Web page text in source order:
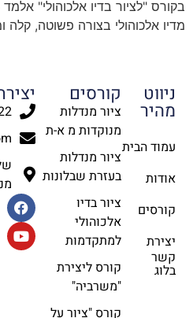
בקורס "לציור בדיו אלכוהולי"
מדיו אלכוהולי בצורה פשוטה, קלה
ניווט
מהיר
עמוד הבית
אודות
קורסים
יצירת
קשר
בלוג
קורסים
ציור מנדלות
מנוקדות מ א-ת
ציור מנדלות
בעזרת שבלונות
ציור בדיו
אלכוהולי
למתקדמות
קורס ליצירת
"משרביה"
קורס "ציור על